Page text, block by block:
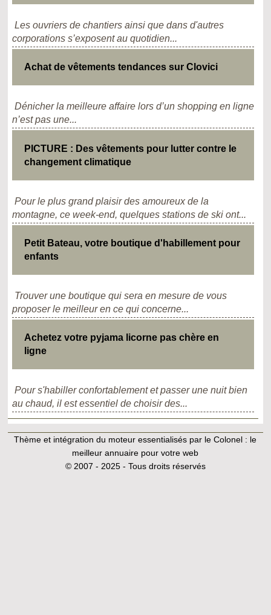
Les ouvriers de chantiers ainsi que dans d'autres
corporations s’exposent au quotidien...
Achat de vêtements tendances sur Clovici
Dénicher la meilleure affaire lors d’un shopping en ligne
n’est pas une...
PICTURE : Des vêtements pour lutter contre le
changement climatique
Pour le plus grand plaisir des amoureux de la
montagne, ce week-end, quelques stations de ski ont...
Petit Bateau, votre boutique d'habillement pour
enfants
Trouver une boutique qui sera en mesure de vous
proposer le meilleur en ce qui concerne...
Achetez votre pyjama licorne pas chère en
ligne
Pour s'habiller confortablement et passer une nuit bien
au chaud, il est essentiel de choisir des...
Thème et intégration du moteur essentialisés par le Colonel : le
meilleur annuaire pour votre web
© 2007 - 2025 - Tous droits réservés